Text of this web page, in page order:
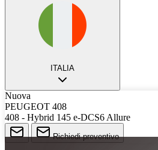
ITALIA
Nuova
PEUGEOT 408
408 - Hybrid 145 e-DCS6 Allure
Richiedi preventivo